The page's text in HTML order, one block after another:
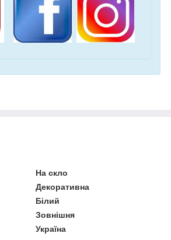
На скло
Декоративна
Білий
Зовнішня
Україна